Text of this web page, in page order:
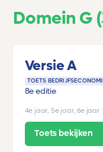
Domein G
Versie A
TOETS
8e editie
4e jaar, 5e jaar, 6e jaar
Toets bekijken